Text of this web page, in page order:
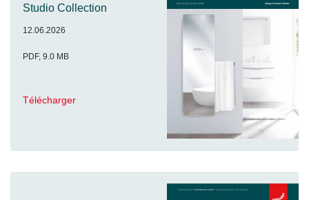
Studio Collection
12.06.2026
PDF, 9.0 MB
Télécharger